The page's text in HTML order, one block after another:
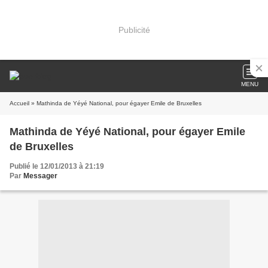
Publicité
MENU
Accueil » Mathinda de Yéyé National, pour égayer Emile de Bruxelles
Mathinda de Yéyé National, pour égayer Emile
de Bruxelles
Publié le 12/01/2013 à 21:19
Par Messager